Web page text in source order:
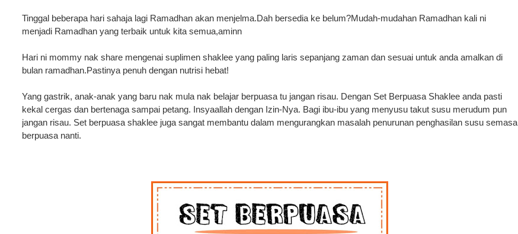
Tinggal beberapa hari sahaja lagi Ramadhan akan menjelma.Dah bersedia ke belum?Mudah-mudahan Ramadhan kali ni
menjadi Ramadhan yang terbaik untuk kita semua,aminn
Hari ni mommy nak share mengenai suplimen shaklee yang paling laris sepanjang zaman dan sesuai untuk anda amalkan di
bulan ramadhan.Pastinya penuh dengan nutrisi hebat!
Yang gastrik, anak-anak yang baru nak mula nak belajar berpuasa tu jangan risau. Dengan Set Berpuasa Shaklee anda pasti
kekal cergas dan bertenaga sampai petang. Insyaallah dengan Izin-Nya. Bagi ibu-ibu yang menyusu takut susu merudum pun
jangan risau. Set berpuasa shaklee juga sangat membantu dalam mengurangkan masalah penurunan penghasilan susu semasa
berpuasa nanti.